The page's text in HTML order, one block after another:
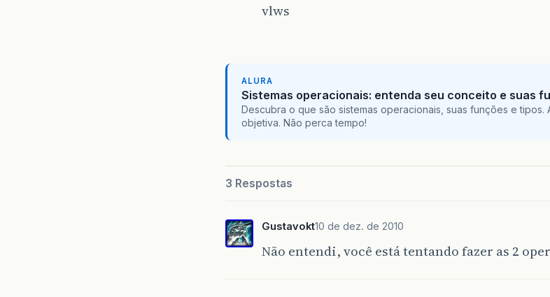
vlws
ALURA
Sistemas operacionais: entenda seu conceito e suas
Descubra o que são sistemas operacionais, suas funções e
objetiva. Não perca tempo!
3 Respostas
Gustavokt10 de dez. de 2010
Não entendi, você está tentando fazer as 2